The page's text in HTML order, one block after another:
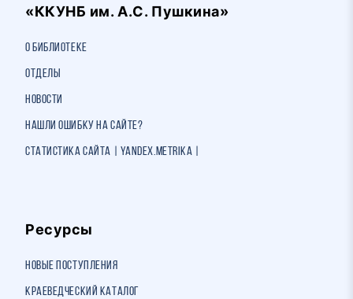
«ККУНБ им. А.С. Пушкина»
О библиотеке
Отделы
Новости
Нашли ошибку на сайте?
Статистика сайта | Yandex.Metrika |
Ресурсы
Новые поступления
Краеведческий каталог